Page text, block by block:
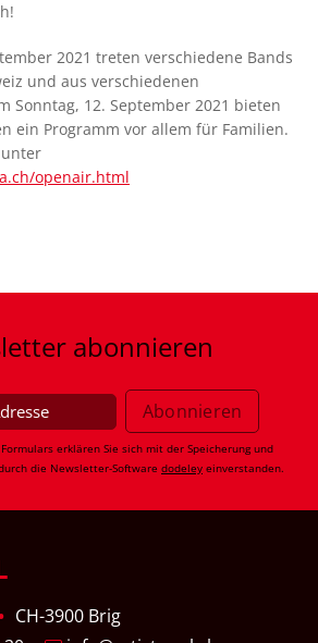
2021 treten verschiedene Bands
und aus verschiedenen
Sonntag, 12. September 2021 bieten
ein Programm vor allem für Familien.
openair.html
abonnieren
erklären Sie sich mit der Speicherung und
die Newsletter-Software dodeley einverstanden.
CH-3900 Brig